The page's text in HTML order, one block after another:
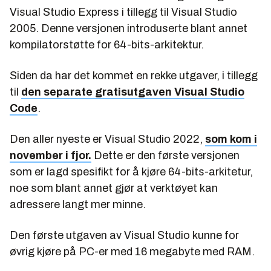
Visual Studio Express i tillegg til Visual Studio
2005. Denne versjonen introduserte blant annet
kompilatorstøtte for 64-bits-arkitektur.
Siden da har det kommet en rekke utgaver, i tillegg
til den separate gratisutgaven Visual Studio
Code.
Den aller nyeste er Visual Studio 2022, som kom i
november i fjor. Dette er den første versjonen
som er lagd spesifikt for å kjøre 64-bits-arkitetur,
noe som blant annet gjør at verktøyet kan
adressere langt mer minne.
Den første utgaven av Visual Studio kunne for
øvrig kjøre på PC-er med 16 megabyte med RAM.